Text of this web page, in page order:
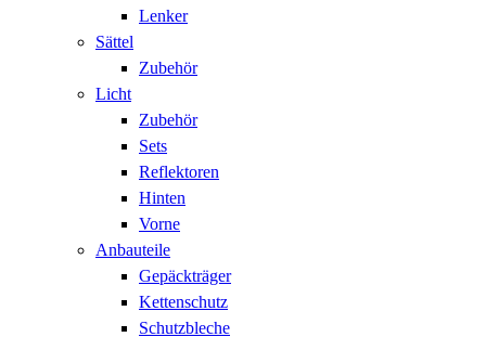
Lenker
Sättel
Zubehör
Licht
Zubehör
Sets
Reflektoren
Hinten
Vorne
Anbauteile
Gepäckträger
Kettenschutz
Schutzbleche